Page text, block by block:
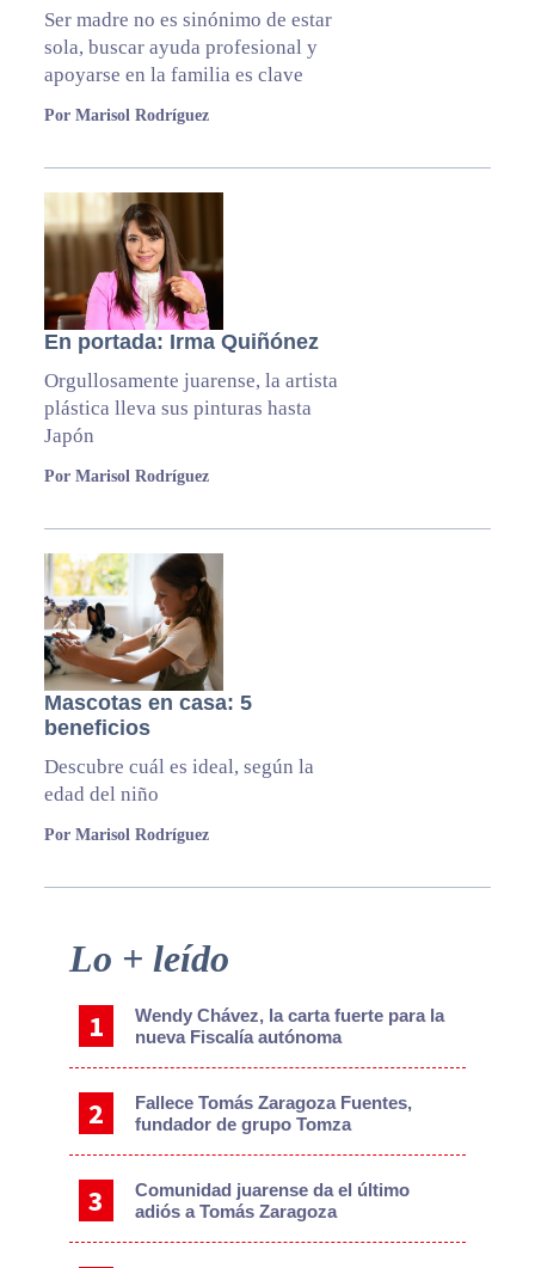
Ser madre no es sinónimo de estar
sola, buscar ayuda profesional y
apoyarse en la familia es clave
Por Marisol Rodríguez
En portada: Irma Quiñónez
Orgullosamente juarense, la artista
plástica lleva sus pinturas hasta
Japón
Por Marisol Rodríguez
Mascotas en casa: 5
beneficios
Descubre cuál es ideal, según la
edad del niño
Por Marisol Rodríguez
Primary
Lo + leído
Wendy Chávez, la carta fuerte para la
nueva Fiscalía autónoma
Fallece Tomás Zaragoza Fuentes,
fundador de grupo Tomza
Comunidad juarense da el último
adiós a Tomás Zaragoza